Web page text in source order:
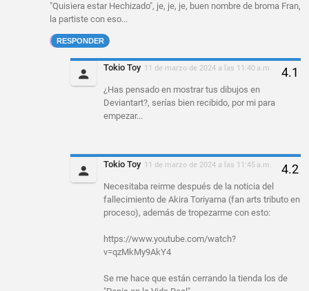
"Quisiera estar Hechizado", je, je, je, buen nombre de broma Fran,
la partiste con eso...
RESPONDER
Tokio Toy 11 de marzo de 2024 a las 11:40 a.m.
¿Has pensado en mostrar tus dibujos en
Deviantart?, serías bien recibido, por mi para
empezar...
Tokio Toy 11 de marzo de 2024 a las 11:45 a.m.
Necesitaba reirme después de la noticia del
fallecimiento de Akira Toriyama (fan arts tributo en
proceso), además de tropezarme con esto:
https://www.youtube.com/watch?
v=qzMkMy9AkY4
Se me hace que están cerrando la tienda los de